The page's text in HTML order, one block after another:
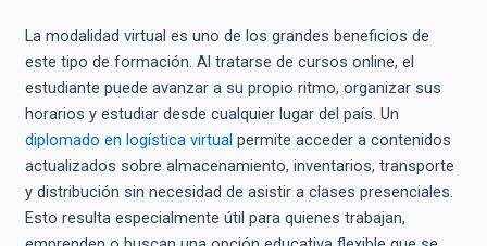
La modalidad virtual es uno de los grandes beneficios de
este tipo de formación. Al tratarse de cursos online, el
estudiante puede avanzar a su propio ritmo, organizar sus
horarios y estudiar desde cualquier lugar del país. Un
diplomado en logística virtual permite acceder a contenidos
actualizados sobre almacenamiento, inventarios, transporte
y distribución sin necesidad de asistir a clases presenciales.
Esto resulta especialmente útil para quienes trabajan,